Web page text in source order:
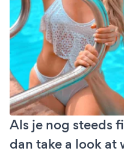
Als je nog steeds
dan take a look at